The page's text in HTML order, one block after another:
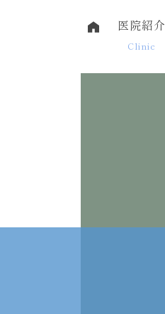
医院紹介
Clinic